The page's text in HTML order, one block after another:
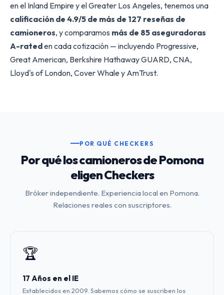
en el Inland Empire y el Greater Los Angeles, tenemos una
calificación de 4.9/5 de más de 127 reseñas de
camioneros, y comparamos más de 85 aseguradoras
A-rateden cada cotización — incluyendo Progressive,
Great American, Berkshire Hathaway GUARD, CNA,
Lloyd's of London, Cover Whale y AmTrust.
POR QUÉ CHECKERS
Por qué los camioneros de Pomona
eligen Checkers
Bróker independiente. Experiencia local en Pomona.
Relaciones reales con suscriptores.
🏆
17 Años en el IE
Establecidos en 2009. Sabemos cómo se suscriben los